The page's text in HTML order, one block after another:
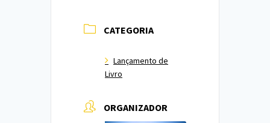
CATEGORIA
Lançamento de
Livro
ORGANIZADOR